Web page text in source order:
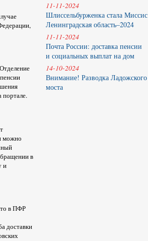
портале.
можно
в
и
в ПФР
доставки
11-11-2024
Шлиссельбурженка стала Миссис
Ленинградская область–2024
11-11-2024
Почта России: доставка пенсии
и социальных выплат на дом
14-10-2024
Внимание! Разводка Ладожского
моста